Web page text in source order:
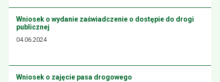
Wniosek o wydanie zaświadczenie o dostępie do drogi
publicznej
04.06.2024
Wniosek o zajęcie pasa drogowego